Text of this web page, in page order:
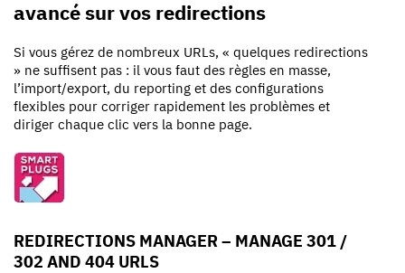
avancé sur vos redirections
Si vous gérez de nombreux URLs, « quelques redirections
» ne suffisent pas : il vous faut des règles en masse,
l’import/export, du reporting et des configurations
flexibles pour corriger rapidement les problèmes et
diriger chaque clic vers la bonne page.
REDIRECTIONS MANAGER – MANAGE 301 /
302 AND 404 URLS